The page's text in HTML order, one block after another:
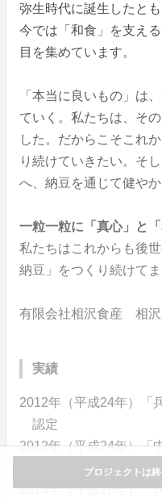
プロジェクトは
弥生時代に誕生したと
今では「和食」を支え
目を集めています。
「本当に良いもの」は
ていく。私たちは、そ
した。だからこそこれ
り続けていきたい。そ
へ、納豆を通じて健や
一粒一粒に「真心」と「
私たちはこれからも後
納豆」をつくり続けてま
有限会社相沢食産 相沢
実績
2012年（平成24年）「
認定
2012年（平成24年）「
2014年（平成26年）「